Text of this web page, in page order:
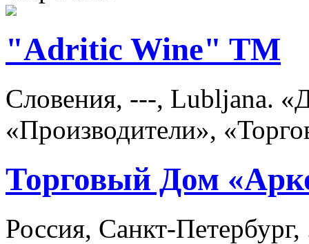
"Adritic Wine" TM
Словения, ---, Lubljana.
«Производители»,
Торговый Дом
Россия, Санкт-